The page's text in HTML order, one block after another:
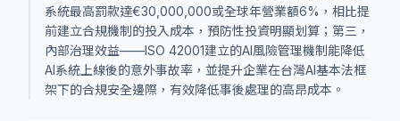
系統最高罰款達€30,000,000或全球年營業額6%，相比提
前建立合規機制的投入成本，預防性投資明顯划算；第三，
內部治理效益——ISO 42001建立的AI風險管理機制能降低
AI系統上線後的意外事故率，並提升企業在台灣AI基本法框
架下的合規安全邊際，有效降低事後處理的高昂成本。